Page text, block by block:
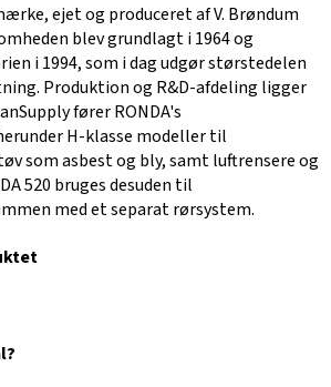
ejet og produceret af V. Brøndum
blev grundlagt i 1964 og
i 1994, som i dag udgør størstedelen
Produktion og R&D-afdeling ligger
fører RONDA's
H-klasse modeller til
som asbest og bly, samt luftrensere og
520 bruges desuden til
med et separat rørsystem.